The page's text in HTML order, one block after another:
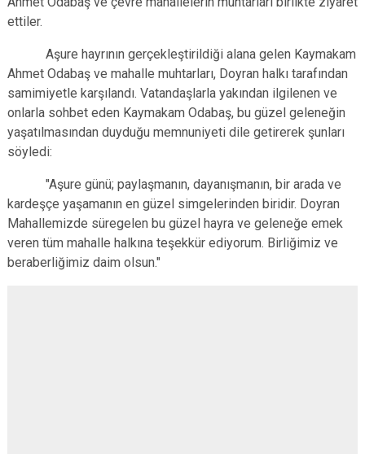
ettiler.
Aşure hayrının gerçekleştirildiği alana gelen Kaymakam
Ahmet Odabaş ve mahalle muhtarları, Doyran halkı tarafından
samimiyetle karşılandı. Vatandaşlarla yakından ilgilenen ve
onlarla sohbet eden Kaymakam Odabaş, bu güzel geleneğin
yaşatılmasından duyduğu memnuniyeti dile getirerek şunları
söyledi:
"Aşure günü; paylaşmanın, dayanışmanın, bir arada ve
kardeşçe yaşamanın en güzel simgelerinden biridir. Doyran
Mahallemizde süregelen bu güzel hayra ve geleneğe emek
veren tüm mahalle halkına teşekkür ediyorum. Birliğimiz ve
beraberliğimiz daim olsun."